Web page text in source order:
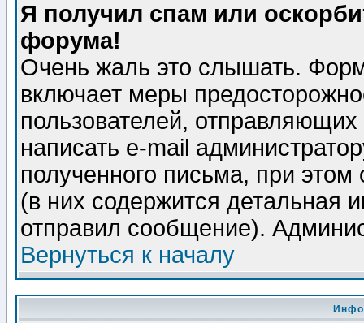
Я получил спам или
форума!
Очень жаль это слышать.
включает меры
пользователей,
написать e-mail
полученного письма, при этом
(в них содержится детальная
отправил сообщение).
Вернуться к началу